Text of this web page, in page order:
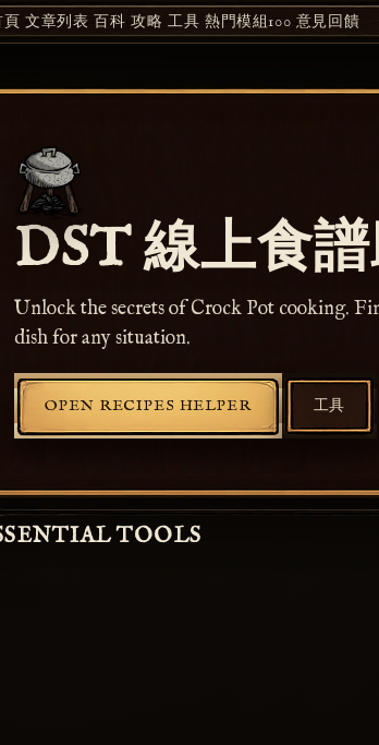
頁 文章列表 百科 攻略 工具 熱門模組100 意見回饋
DST 線上食
Unlock the secrets of Crock Pot cooking.
dish for any situation.
OPEN RECIPES HELPER 工具
TOOLS